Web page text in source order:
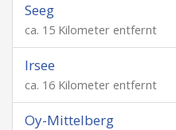
Seeg
ca. 15 Kilometer entfernt
Irsee
ca. 16 Kilometer entfernt
Oy-Mittelberg